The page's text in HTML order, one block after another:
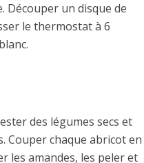
Découper un disque de
le thermostat à 6
des légumes secs et
Couper chaque abricot en
les amandes, les peler et